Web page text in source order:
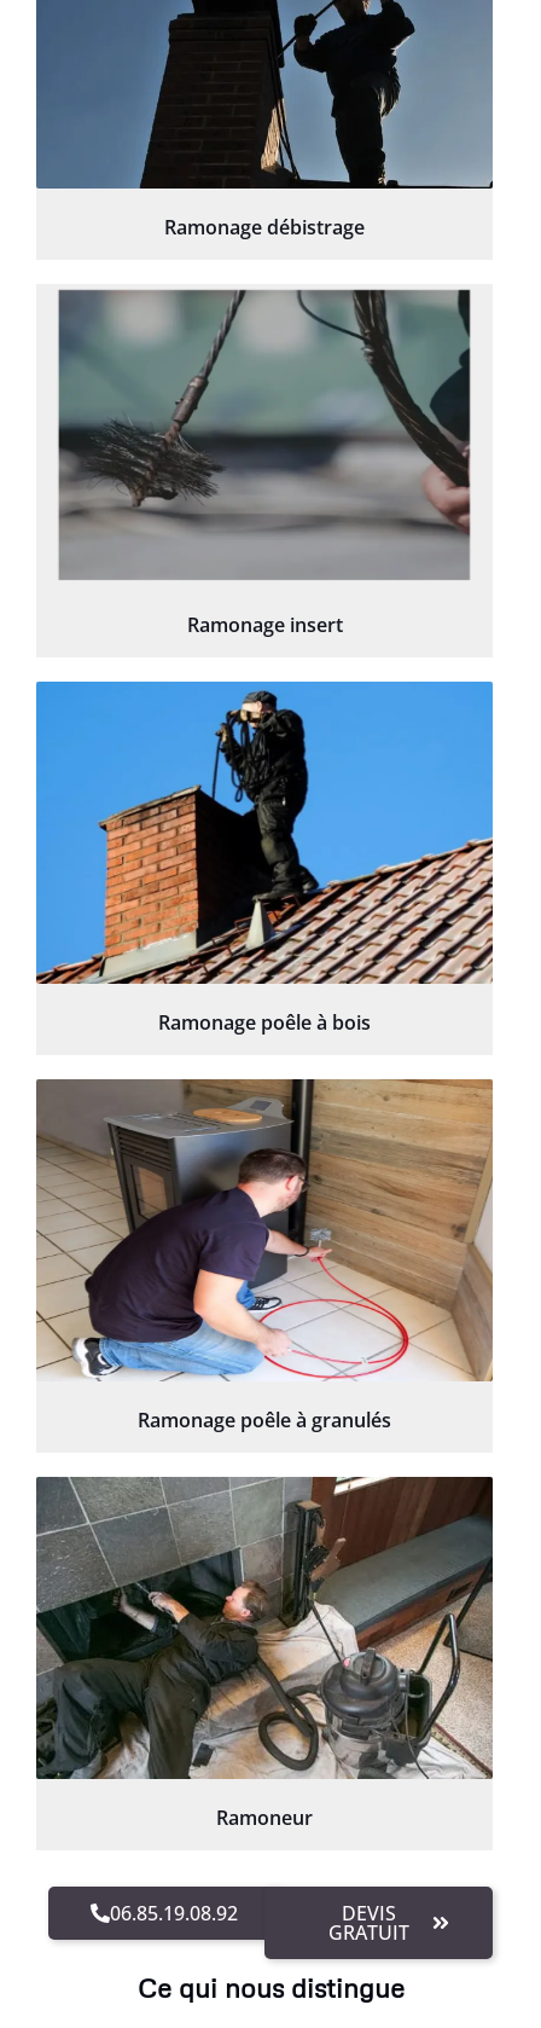
Ramonage débistrage
Ramonage insert
Ramonage poêle à bois
Ramonage poêle à granulés
Ramoneur
06.85.19.08.92 DEVIS
GRATUIT
Ce qui nous distingue